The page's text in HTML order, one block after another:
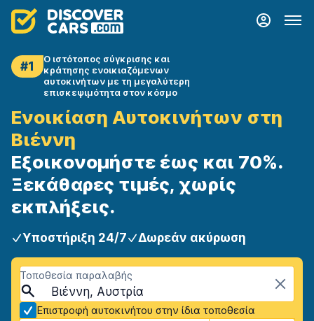
#1
Ο ιστότοπος σύγκρισης και
κράτησης ενοικιαζόμενων
αυτοκινήτων με τη μεγαλύτερη
επισκεψιμότητα στον κόσμο
Ενοικίαση Αυτοκινήτων στη
Βιέννη
Εξοικονομήστε έως και 70%.
Ξεκάθαρες τιμές, χωρίς
εκπλήξεις.
Υποστήριξη 24/7 Δωρεάν ακύρωση
Τοποθεσία παραλαβής
Βιέννη, Αυστρία
Επιστροφή αυτοκινήτου στην ίδια τοποθεσία